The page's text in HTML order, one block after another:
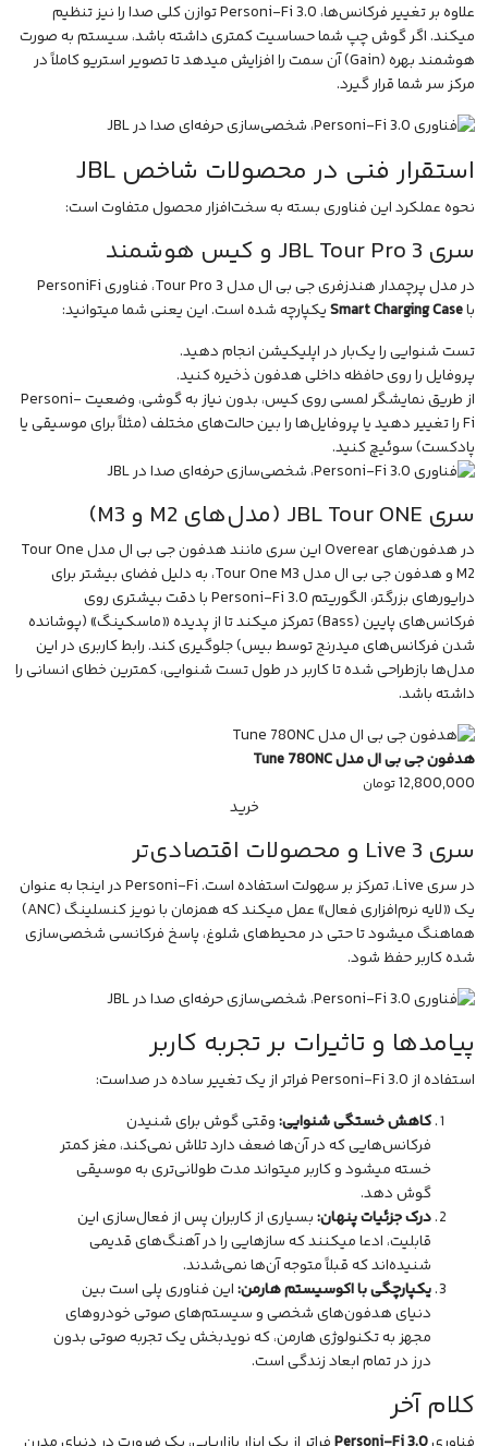
علاوه بر تغییر فرکانس‌ها، Personi-Fi 3.0 توازن کلی صدا را نیز تنظیم
میکند. اگر گوش چپ شما حساسیت کمتری داشته باشد، سیستم به صورت
هوشمند بهره (Gain) آن سمت را افزایش میدهد تا تصویر استریو کاملاً در
مرکز سر شما قرار گیرد.
استقرار فنی در محصولات شاخص JBL
نحوه عملکرد این فناوری بسته به سخت‌افزار محصول متفاوت است:
سری JBL Tour Pro 3 و کیس هوشمند
در مدل پرچمدارهندزفری جی بی ال مدل Tour Pro 3
، فناوری PersoniFi
باSmart Charging Caseیکپارچه شده است. این یعنی شما میتوانید:
تست شنوایی را یک‌بار در اپلیکیشن انجام دهید.
پروفایل را روی حافظه داخلی هدفون ذخیره کنید.
از طریق نمایشگر لمسی روی کیس، بدون نیاز به گوشی، وضعیت Personi-
Fi را تغییر دهید یا پروفایل‌ها را بین حالت‌های مختلف (مثلاً برای موسیقی یا
پادکست) سوئیچ کنید.
سری JBL Tour ONE (مدل‌های M2 و M3)
در هدفون‌های Overear این سری مانند
هدفون جی بی ال مدل Tour One
M2وهدفون جی بی ال مدل Tour One M3
، به دلیل فضای بیشتر برای
درایورهای بزرگتر، الگوریتم Personi-Fi 3.0 با دقت بیشتری روی
فرکانس‌های پایین (Bass) تمرکز میکند تا از پدیده «ماسکینگ» (پوشانده
شدن فرکانس‌های میدرنج توسط بیس) جلوگیری کند. رابط کاربری در این
مدل‌ها بازطراحی شده تا کاربر در طول تست شنوایی، کمترین خطای انسانی را
داشته باشد.
هدفون جی بی ال مدل Tune 780NC
12,800,000تومان
خرید
سری Live 3 و محصولات اقتصادی‌تر
در سری Live، تمرکز بر سهولت استفاده است. Personi-Fi در اینجا به عنوان
یک «لایه نرم‌افزاری فعال» عمل میکند که همزمان بانویز کنسلینگ
(ANC)
هماهنگ میشود تا حتی در محیط‌های شلوغ، پاسخ فرکانسی شخصی‌سازی
شده کاربر حفظ شود.
پیامدها و تاثیرات بر تجربه کاربر
استفاده از Personi-Fi 3.0 فراتر از یک تغییر ساده در صداست:
کاهش خستگی شنوایی:وقتی گوش برای شنیدن
فرکانس‌هایی که در آن‌ها ضعف دارد تلاش نمی‌کند، مغز کمتر
خسته میشود و کاربر میتواند مدت طولانی‌تری به موسیقی
گوش دهد.
درک جزئیات پنهان:بسیاری از کاربران پس از فعال‌سازی این
قابلیت، ادعا میکنند که سازهایی را در آهنگ‌های قدیمی
شنیده‌اند که قبلاً متوجه آن‌ها نمی‌شدند.
یکپارچگی با اکوسیستم هارمن:این فناوری پلی است بین
دنیای هدفون‌های شخصی و سیستم‌های صوتی خودروهای
مجهز به تکنولوژی هارمن، که نویدبخش یک تجربه صوتی بدون
درز در تمام ابعاد زندگی است.
کلام آخر